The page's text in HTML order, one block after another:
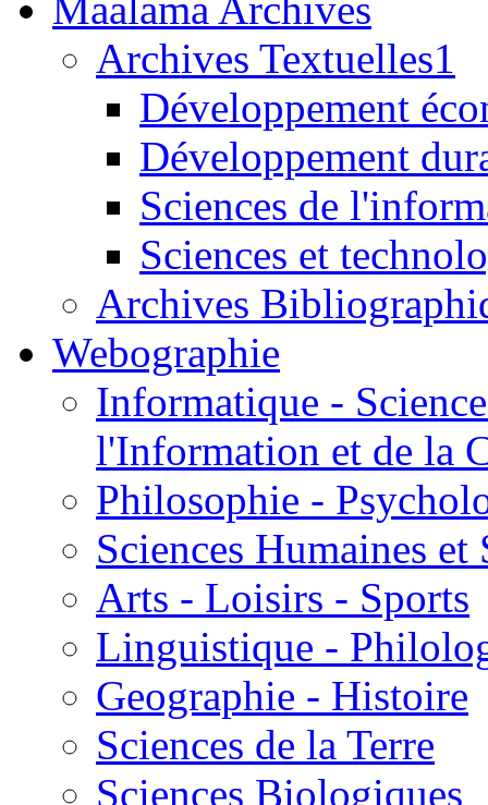
Maalama Archives
Archives Textuelles1
Développement
Développement
Sciences de
Sciences et
Archives
Webographie
Informatique -
l'Information et de la
Philosophie -
Sciences Humaines et
Arts - Loisirs - Sports
Linguistique -
Geographie - Histoire
Sciences de la Terre
Sciences Biologiques